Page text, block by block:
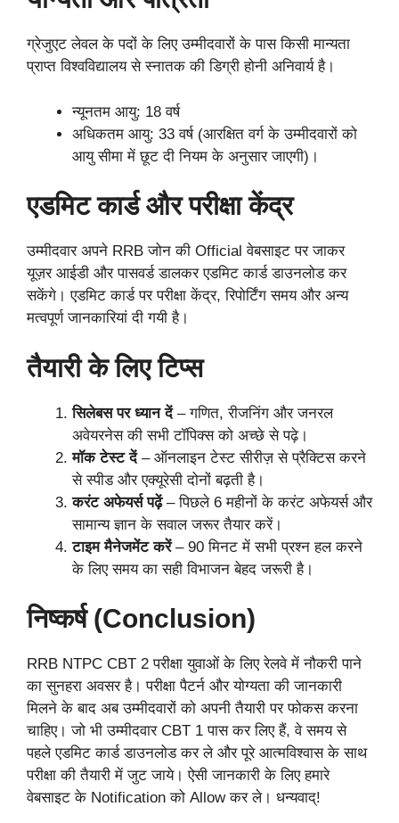
ग्रेजुएट लेवल के पदों के लिए उम्मीदवारों के पास किसी मान्यता
प्राप्त विश्वविद्यालय से स्नातक की डिग्री होनी अनिवार्य है।
न्यूनतम आयु: 18 वर्ष
अधिकतम आयु: 33 वर्ष (आरक्षित वर्ग के उम्मीदवारों को
आयु सीमा में छूट दी नियम के अनुसार जाएगी)।
एडमिट कार्ड और परीक्षा केंद्र
उम्मीदवार अपने RRB जोन की Official वेबसाइट पर जाकर
यूज़र आईडी और पासवर्ड डालकर एडमिट कार्ड डाउनलोड कर
सकेंगे। एडमिट कार्ड पर परीक्षा केंद्र, रिपोर्टिंग समय और अन्य
मत्वपूर्ण जानकारियां दी गयी है।
तैयारी के लिए टिप्स
सिलेबस पर ध्यान दें– गणित, रीजनिंग और जनरल
अवेयरनेस की सभी टॉपिक्स को अच्छे से पढ़े।
मॉक टेस्ट दें– ऑनलाइन टेस्ट सीरीज़ से प्रैक्टिस करने
से स्पीड और एक्यूरेसी दोनों बढ़ती है।
करंट अफेयर्स पढ़ें– पिछले 6 महीनों के करंट अफेयर्स और
सामान्य ज्ञान के सवाल जरूर तैयार करें।
टाइम मैनेजमेंट करें– 90 मिनट में सभी प्रश्न हल करने
के लिए समय का सही विभाजन बेहद जरूरी है।
निष्कर्ष (Conclusion)
RRB NTPC CBT 2 परीक्षा युवाओं के लिए रेलवे में नौकरी पाने
का सुनहरा अवसर है। परीक्षा पैटर्न और योग्यता की जानकारी
मिलने के बाद अब उम्मीदवारों को अपनी तैयारी पर फोकस करना
चाहिए। जो भी उम्मीदवार CBT 1 पास कर लिए हैं, वे समय से
पहले एडमिट कार्ड डाउनलोड कर ले और पूरे आत्मविश्वास के साथ
परीक्षा की तैयारी में जुट जाये। ऐसी जानकारी के लिए हमारे
वेबसाइट के Notification को Allow कर ले। धन्यवाद्!